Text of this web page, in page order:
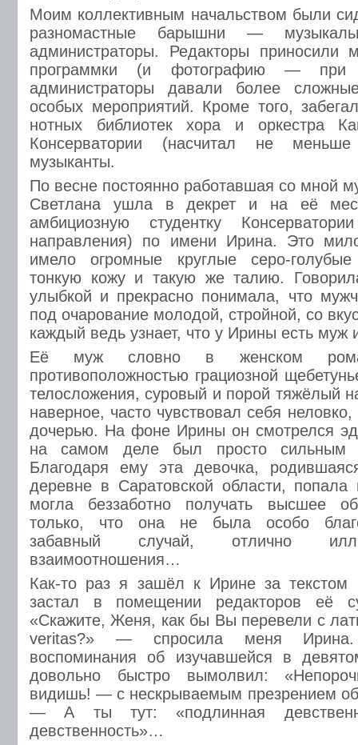
Моим коллективным начальством были
разномастные барышни —
администраторы. Редакторы приносили
программки (и фотографию — при
администраторы давали более
особых мероприятий. Кроме того,
нотных библиотек хора и оркестра
Консерватории (насчитал не
музыканты.
По весне постоянно работавшая со мной
Светлана ушла в декрет и на её
амбициозную студентку
направления) по имени Ирина. Это
имело огромные круглые серо-
тонкую кожу и такую же талию.
улыбкой и прекрасно понимала, что
под очарование молодой, стройной, со
каждый ведь узнает, что у Ирины есть
Её муж словно в женском
противоположностью грациозной
телосложения, суровый и порой тяжёлый
наверное, часто чувствовал себя
дочерью. На фоне Ирины он смотрелся
на самом деле был просто сильным
Благодаря ему эта девочка,
деревне в Саратовской области, попала
могла беззаботно получать высшее
только, что она не была особо
забавный случай, отлично
взаимоотношения…
Как-то раз я зашёл к Ирине за текстом
застал в помещении редакторов её
«Скажите, Женя, как бы Вы перевели с
veritas?» — спросила меня Ирина.
воспоминания об изучавшейся в
довольно быстро вымолвил:
видишь! — с нескрываемым презрением
— А ты тут: «подлинная
девственность»…